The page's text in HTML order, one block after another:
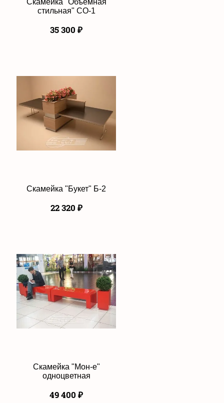
Скамейка "Объемная
стильная" СО-1
35 300 ₽
Скамейка "Букет" Б-2
22 320 ₽
Скамейка "Мон-е"
одноцветная
49 400 ₽